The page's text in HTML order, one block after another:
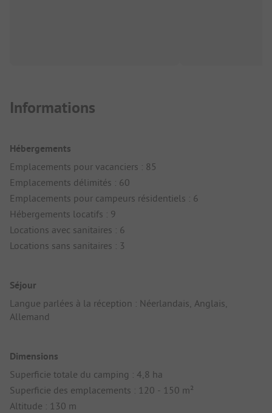
Informations
Hébergements
Emplacements pour vacanciers : 85
Emplacements délimités : 60
Emplacements pour campeurs résidentiels : 6
Hébergements locatifs : 9
Locations avec sanitaires : 6
Locations sans sanitaires : 3
Séjour
Langue parlées à la réception : Néerlandais, Anglais,
Allemand
Dimensions
Superficie totale du camping : 4,8 ha
Superficie des emplacements : 120 - 150 m²
Altitude : 130 m